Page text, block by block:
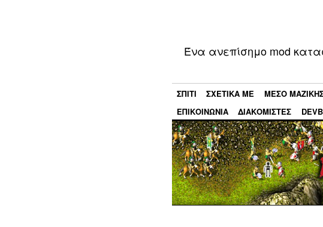
Ένα ανεπίσημο mod
ΣΠΊΤΙ ΣΧΕΤΙΚΆ ΜΕ ΜΕΣΟ
ΕΠΙΚΟΙΝΩΝΊΑ
ΔΙΑΚΟΜΙΣΤΈΣ